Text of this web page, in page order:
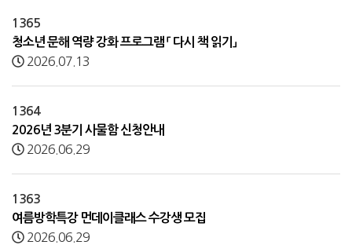
1365
청소년 문해 역량 강화 프로그램 「 다시 책 읽기」
2026.07.13
1364
2026년 3분기 사물함 신청안내
2026.06.29
1363
여름방학특강 먼데이클래스 수강생 모집
2026.06.29